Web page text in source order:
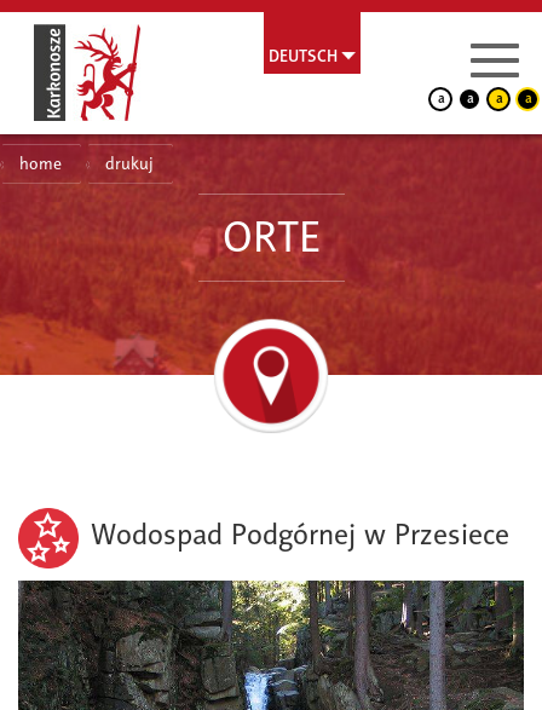
DEUTSCH
a a a a
home drukuj
ORTE
Wodospad Podgórnej w Przesiece